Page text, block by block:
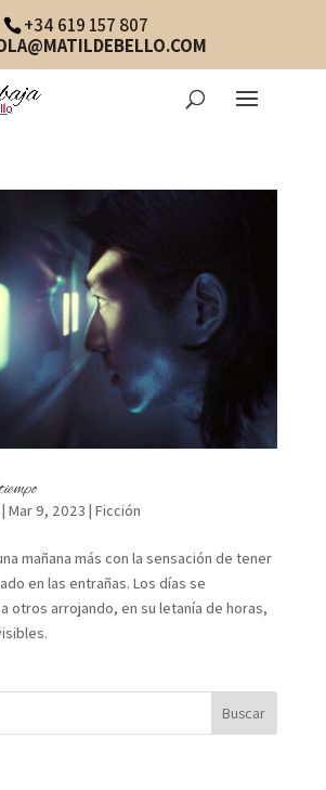
+34 619 157 807
| Mar 9, 2023 | Ficción
mañana más con la sensación de tener
en las entrañas. Los días se
otros arrojando, en su letanía de horas,